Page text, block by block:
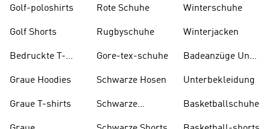
Golf-poloshirts
Golf Shorts
Bedruckte T-
Graue Hoodies
Graue T-shirts
Rote Schuhe
Rugbyschuhe
Gore-tex-schuhe
Schwarze Hosen
Schwarze
Winterschuhe
Winterjacken
Badeanzüge Und
Unterbekleidung
Basketballschuhe